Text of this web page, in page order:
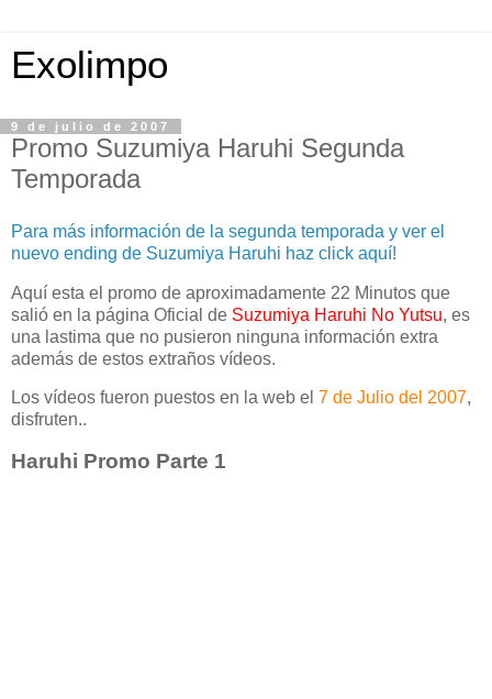
Exolimpo
9 de julio de 2007
Promo Suzumiya Haruhi Segunda
Temporada
Para más información de la segunda temporada y ver el
nuevo ending de Suzumiya Haruhi haz click aquí!
Aquí esta el promo de aproximadamente 22 Minutos que
salió en la página Oficial de Suzumiya Haruhi No Yutsu, es
una lastima que no pusieron ninguna información extra
además de estos extraños vídeos.
Los vídeos fueron puestos en la web el 7 de Julio del 2007,
disfruten..
Haruhi Promo Parte 1